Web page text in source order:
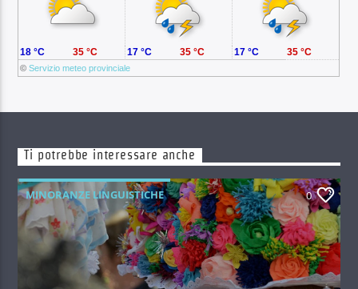
©Servizio meteo provinciale
18 °C 35 °C 17 °C 35 °C 17 °C 35 °C
Ti potrebbe interessare anche
MINORANZE LINGUISTICHE 0